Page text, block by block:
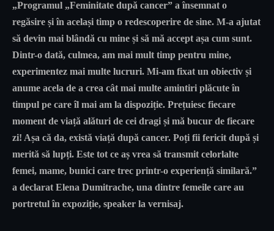
„Programul „Feminitate după cancer” a însemnat o
regăsire și în același timp o redescoperire de sine. M-a ajutat
să devin mai blândă cu mine și să mă accept așa cum sunt.
Dintr-o dată, culmea, am mai mult timp pentru mine,
experimentez mai multe lucruri. Mi-am fixat un obiectiv și
anume acela de a crea cât mai multe amintiri plăcute în
timpul pe care îl mai am la dispoziție. Prețuiesc fiecare
moment de viață alături de cei dragi și mă bucur de fiecare
zi! Așa că da, există viață după cancer. Poți fii fericit după și
merită să lupți. Este tot ce aș vrea să transmit celorlalte
femei, mame, bunici care trec printr-o experiență similară.”
a declarat Elena Dumitrache, una dintre femeile care au
portretul în expoziție, speaker la vernisaj.